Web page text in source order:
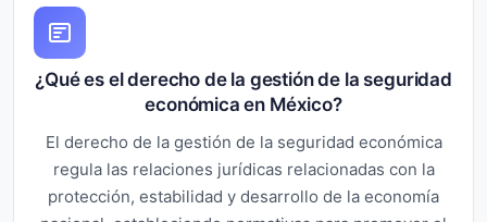
¿Qué es el derecho de la gestión de la seguridad
económica en México?
El derecho de la gestión de la seguridad económica
regula las relaciones jurídicas relacionadas con la
protección, estabilidad y desarrollo de la economía